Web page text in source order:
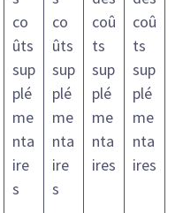
co
ûts
sup
plé
me
nta
ire
s
co
ûts
sup
plé
me
nta
ire
s
coû
ts
sup
plé
me
nta
ires
coû
ts
sup
plé
me
nta
ires